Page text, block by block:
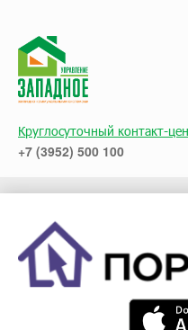
Круглосуточный контакт-
+7 (3952) 500 100